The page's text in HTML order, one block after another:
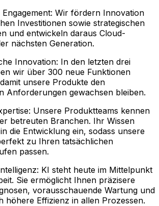
Engagement: Wir fördern Innovation
Investitionen sowie strategischen
und entwickeln daraus Cloud-
nächsten Generation.
Innovation: In den letzten drei
wir über 300 neue Funktionen
unsere Produkte den
Anforderungen gewachsen bleiben.
Unsere Produktteams kennen
betreuten Branchen. Ihr Wissen
die Entwicklung ein, sodass unsere
zu Ihren tatsächlichen
passen.
KI steht heute im Mittelpunkt
Sie ermöglicht Ihnen präzisere
vorausschauende Wartung und
höhere Effizienz in allen Prozessen.